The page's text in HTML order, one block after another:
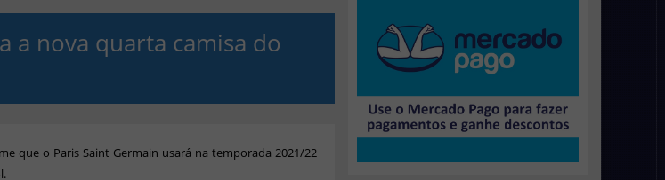
a nova quarta camisa do
que o Paris Saint Germain usará na temporada 2021/22